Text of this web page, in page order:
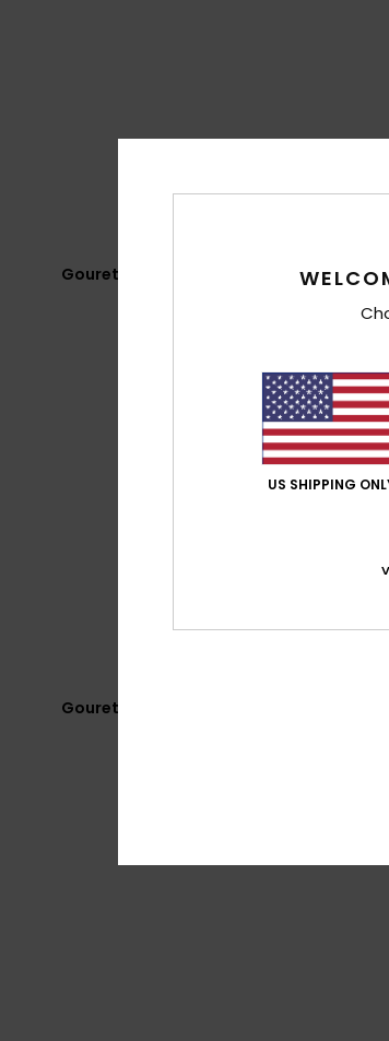
Gourette - Restaurant Le Cairn Terrasse
Gourette - Snowpark Cinto
US SHIPPING